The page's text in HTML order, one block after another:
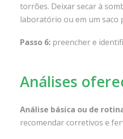
torrões. Deixar secar à
laboratório ou em um saco
Passo 6: preencher e
Análises
Análise básica ou de
recomendar corretivos e